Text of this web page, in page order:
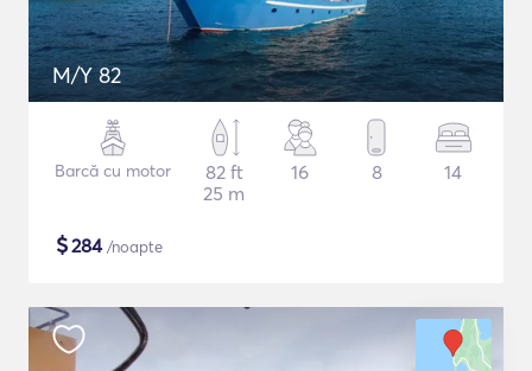
M/Y 82
Barcă cu motor
82 ft
25 m
16 8 14
$284/noapte